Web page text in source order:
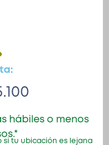
hábiles o menos
si tu ubicación es lejana